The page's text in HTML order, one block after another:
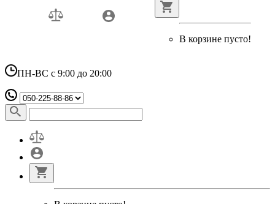
В корзине пусто!
ПН-ВС с 9:00 до 20:00